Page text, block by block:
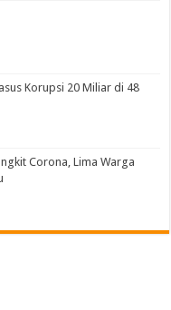
Korupsi 20 Miliar di 48
Corona, Lima Warga